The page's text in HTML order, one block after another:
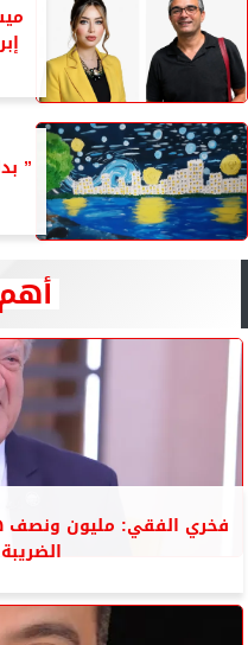
”
فخري الفقي: مليون ونصف